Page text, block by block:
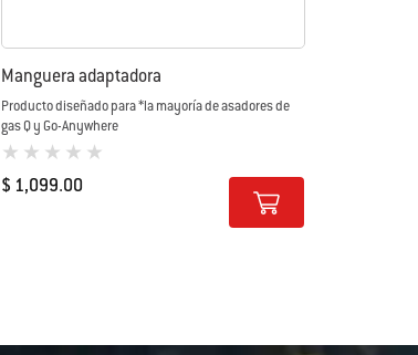
Manguera adaptadora
Producto diseñado para *la mayoría de asadores de
gas Q y Go-Anywhere
0 de 5 (valoración de los clientes)
$ 1,099.00